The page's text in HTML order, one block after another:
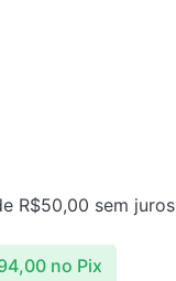
R$50,00 sem juros
no Pix